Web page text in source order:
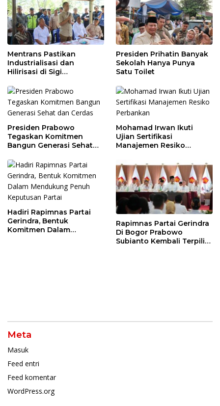
Mentrans Pastikan
Industrialisasi dan
Hilirisasi di Sigi
Perekonomian Daerah
Presiden Prihatin Banyak
Sekolah Hanya Punya
Satu Toilet
Presiden Prabowo
Tegaskan Komitmen
Bangun Generasi Sehat
Mohamad Irwan Ikuti
Ujian Sertifikasi
Manajemen Resiko
Hadiri Rapimnas Partai
Gerindra, Bentuk
Komitmen Dalam
Rapimnas Partai Gerindra
Di Bogor Prabowo
Subianto Kembali Terpilih
Meta
Masuk
Feed entri
Feed komentar
WordPress.org